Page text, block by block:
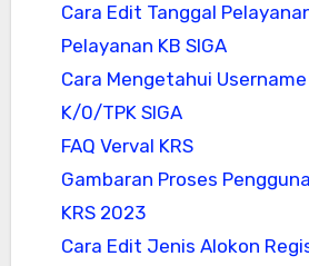
Cara Edit Tanggal
Pelayanan KB SIGA
Cara Mengetahui Username
K/0/TPK SIGA
FAQ Verval KRS
Gambaran Proses
KRS 2023
Cara Edit Jenis Alokon